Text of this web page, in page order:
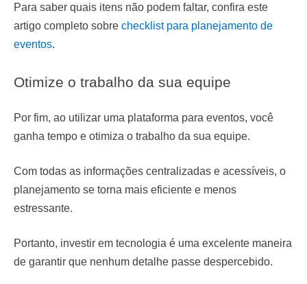
Para saber quais itens não podem faltar, confira este
artigo completo sobre checklist para planejamento de
eventos.
Otimize o trabalho da sua equipe
Por fim, ao utilizar uma plataforma para eventos, você
ganha tempo e otimiza o trabalho da sua equipe.
Com todas as informações centralizadas e acessíveis, o
planejamento se torna mais eficiente e menos
estressante.
Portanto, investir em tecnologia é uma excelente maneira
de garantir que nenhum detalhe passe despercebido.